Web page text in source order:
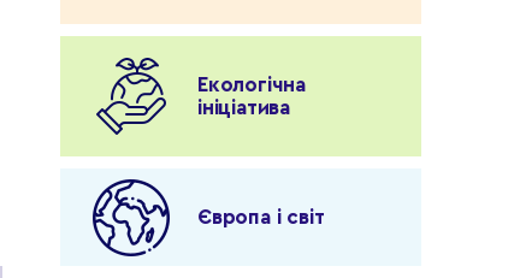
Екологічна
ініціатива
Європа і світ